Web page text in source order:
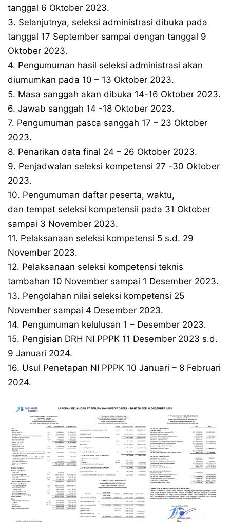
tanggal 6 Oktober 2023.
3. Selanjutnya, seleksi administrasi dibuka pada
tanggal 17 September sampai dengan tanggal 9
Oktober 2023.
4. Pengumuman hasil seleksi administrasi akan
diumumkan pada 10 – 13 Oktober 2023.
5. Masa sanggah akan dibuka 14-16 Oktober 2023.
6. Jawab sanggah 14 -18 Oktober 2023.
7. Pengumuman pasca sanggah 17 – 23 Oktober
2023.
8. Penarikan data final 24 – 26 Oktober 2023.
9. Penjadwalan seleksi kompetensi 27 -30 Oktober
2023.
10. Pengumuman daftar peserta, waktu,
dan tempat seleksi kompetensii pada 31 Oktober
sampai 3 November 2023.
11. Pelaksanaan seleksi kompetensi 5 s.d. 29
November 2023.
12. Pelaksanaan seleksi kompetensi teknis
tambahan 10 November sampai 1 Desember 2023.
13. Pengolahan nilai seleksi kompetensi 25
November sampai 4 Desember 2023.
14. Pengumuman kelulusan 1 – Desember 2023.
15. Pengisian DRH NI PPPK 11 Desember 2023 s.d.
9 Januari 2024.
16. Usul Penetapan NI PPPK 10 Januari – 8 Februari
2024.